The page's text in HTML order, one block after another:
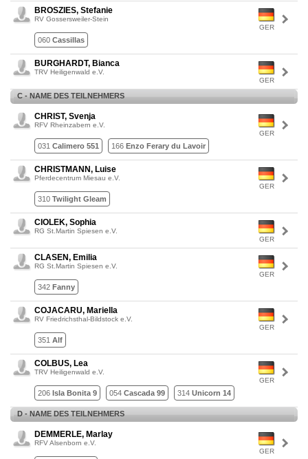
GER
BROSZIES, Stefanie
RV Gossersweiler-Stein
060 Cassillas
GER
BURGHARDT, Bianca
TRV Heiligenwald e.V.
C - NAME DES TEILNEHMERS
GER
CHRIST, Svenja
RFV Rheinzabern e.V.
031 Calimero 551 166 Enzo Ferary du Lavoir
GER
CHRISTMANN, Luise
Pferdecentrum Miesau e.V.
310 Twilight Gleam
GER
CIOLEK, Sophia
RG St.Martin Spiesen e.V.
GER
CLASEN, Emilia
RG St.Martin Spiesen e.V.
342 Fanny
GER
COJACARU, Mariella
RV Friedrichsthal-Bildstock e.V.
351 Alf
GER
COLBUS, Lea
TRV Heiligenwald e.V.
206 Isla Bonita 9 054 Cascada 99 314 Unicorn 14
D - NAME DES TEILNEHMERS
GER
DEMMERLE, Marlay
RFV Alsenborn e.V.